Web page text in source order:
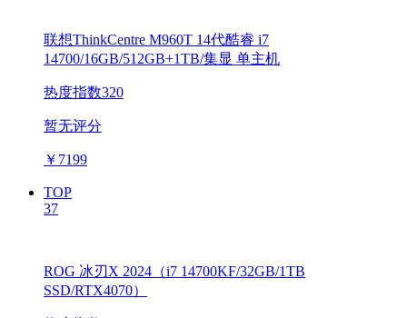
联想ThinkCentre M960T 14代酷睿 i7
14700/16GB/512GB+1TB/集显 单主机
热度指数320
暂无评分
￥ 7199
TOP
37
ROG 冰刃X 2024（i7 14700KF/32GB/1TB
SSD/RTX4070）